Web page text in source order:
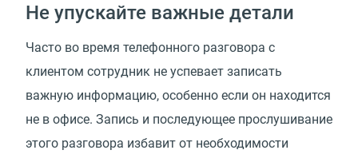
Не упускайте важные детали
Часто во время телефонного разговора с
клиентом сотрудник не успевает записать
важную информацию, особенно если он находится
не в офисе. Запись и последующее прослушивание
этого разговора избавит от необходимости